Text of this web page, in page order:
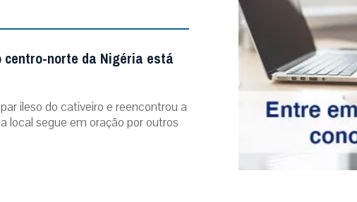
norte da Nigéria está
ileso do cativeiro e reencontrou a
local segue em oração por outros